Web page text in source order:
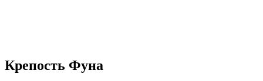
Крепость Фуна